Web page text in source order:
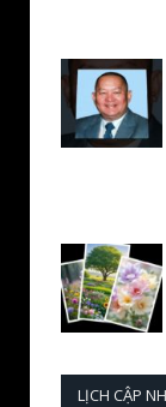
LỊCH CẬP